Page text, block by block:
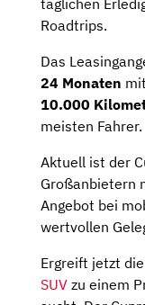
täglichen
Roadtrips.
Das
24 Monaten
10.000
meisten Fahrer.
Aktuell ist der
Großanbietern
Angebot bei
wertvollen
Ergreift jetzt
SUV zu einem